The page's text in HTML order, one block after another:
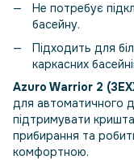
Не потребує
басейну.
Підходить для
каркасних
Azuro Warrior 2
для автоматичного
підтримувати
прибирання та
комфортною.